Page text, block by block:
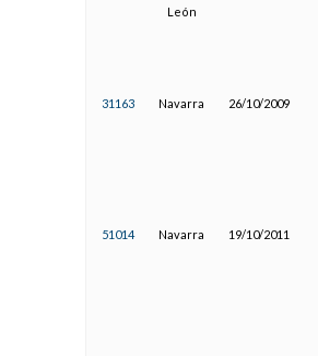
León
31163 Navarra 26/10/2009
51014 Navarra 19/10/2011